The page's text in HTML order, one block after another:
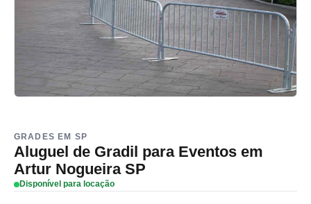
GRADES EM SP
Aluguel de Gradil para Eventos em
Artur Nogueira SP
Disponível para locação